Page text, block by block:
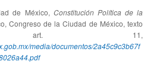
de México, Constitución Política de la
Congreso de la Ciudad de México, texto
art. 11,
media/documentos/2a45c9c3b67f